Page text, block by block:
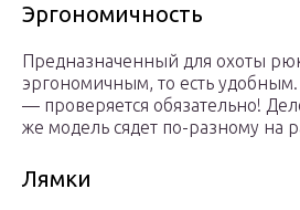
Эргономичность
Предназначенный для охоты
эргономичным, то есть
— проверяется обязательно!
же модель сядет по-разному на
Лямки